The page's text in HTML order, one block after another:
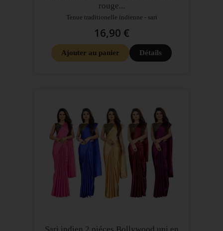
rouge...
Tenue traditionelle indienne - sari
16,90 €
Ajouter au panier Détails